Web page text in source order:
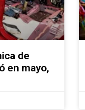
de
en mayo,